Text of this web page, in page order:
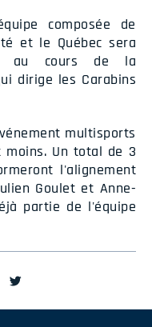
composée de
et le Québec sera
au cours de la
dirige les Carabins
multisports
Un total de 3
l'alignement
Goulet et Anne-
partie de l'équipe